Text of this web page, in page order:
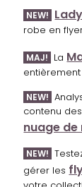
NEW!
robe en
MAJ! La
NEW!
contenu
nuage
NEW!
gérer les